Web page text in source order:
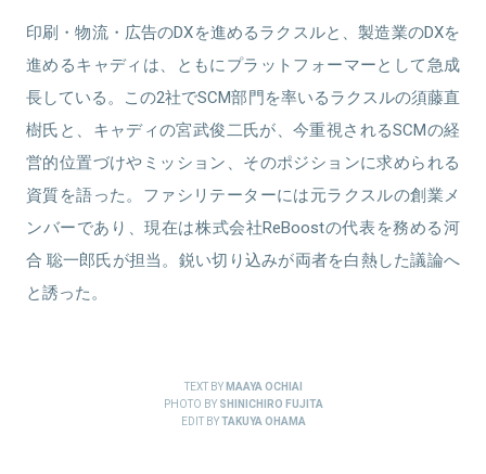
印刷・物流・広告のDXを進めるラクスルと、製造業のDXを
進めるキャディは、ともにプラットフォーマーとして急成
長している。この2社でSCM部門を率いるラクスルの須藤直
樹氏と、キャディの宮武俊二氏が、今重視されるSCMの経
営的位置づけやミッション、そのポジションに求められる
資質を語った。ファシリテーターには元ラクスルの創業メ
ンバーであり、現在は株式会社ReBoostの代表を務める河
合 聡一郎氏が担当。鋭い切り込みが両者を白熱した議論へ
と誘った。
TEXT BYMAAYA OCHIAI
PHOTO BY SHINICHIRO FUJITA
EDIT BYTAKUYA OHAMA